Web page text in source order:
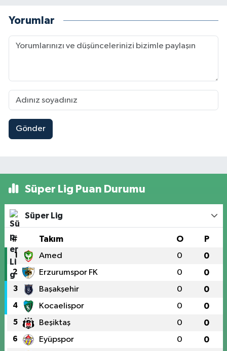
Yorumlar
Gönder
Süper Lig Puan Durumu
Süper Lig
# Takım O P
1 Amed 0 0
2 Erzurumspor FK 0 0
3 Başakşehir 0 0
4 Kocaelispor 0 0
5 Beşiktaş 0 0
6 Eyüpspor 0 0